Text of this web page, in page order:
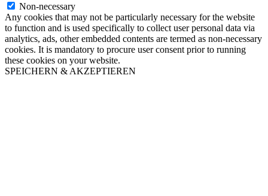
Non-necessary
Any cookies that may not be particularly necessary for the website
to function and is used specifically to collect user personal data via
analytics, ads, other embedded contents are termed as non-necessary
cookies. It is mandatory to procure user consent prior to running
these cookies on your website.
SPEICHERN & AKZEPTIEREN